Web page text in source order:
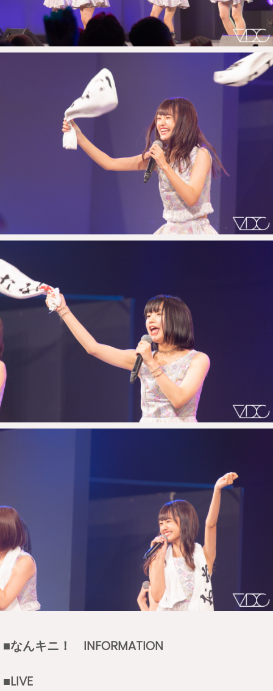
■なんキニ！ INFORMATION
■LIVE